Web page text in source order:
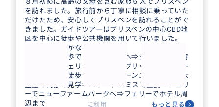
を訪れました。旅行前から丁寧に相談に乗っていた
だけたため、安心してブリスベンを訪れることがで
きました。ガイドツアーはブリスベンの中心CBD地
区を中心に徒歩や公共機関を用いて行いました。
【当日の大まかな行程】
ホテルから徒歩でシティホールへ⇒シティホール時
計塔見学⇒フェリーでストーリブリッジ下のハワー
ドスミスへ⇒徒歩でセントジョーンズ大聖堂へ⇒大
聖堂の内部の見学⇒ハワードスミスで昼食⇒フェリ
ーでニューファームパークへ⇒フェリーでホテル周
辺まで
に利用 もっと見る